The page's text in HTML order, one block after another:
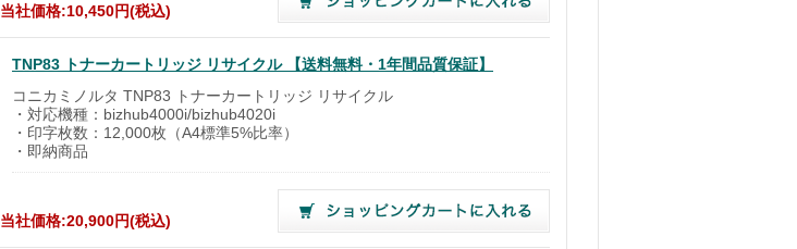
当社価格:10,450円(税込)
TNP83 トナーカートリッジ リサイクル 【送料無料・1年間品質保証】
コニカミノルタ TNP83 トナーカートリッジ リサイクル
・対応機種：bizhub4000i/bizhub4020i
・印字枚数：12,000枚（A4標準5%比率）
・即納商品
当社価格:20,900円(税込)